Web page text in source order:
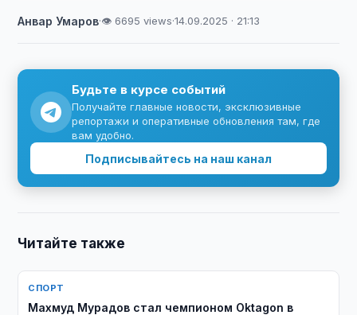
Анвар Умаров·👁 6695 views·14.09.2025 · 21:13
Будьте в курсе событий
Получайте главные новости, эксклюзивные
репортажи и оперативные обновления там, где
вам удобно.
Подписывайтесь на наш канал
Читайте также
СПОРТ
Махмуд Мурадов стал чемпионом Oktagon в